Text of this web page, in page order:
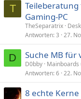
T
Gaming-PC
TheSeparatrix
Antworten 3 27.
D Suche MB für
D0bby Mainboards
Antworten 6 22.
8 echte